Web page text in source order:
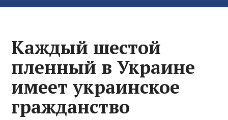
Каждый шестой
пленный в Украине
имеет украинское
гражданство